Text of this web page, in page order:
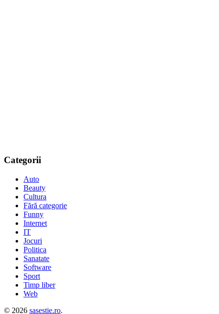
Categorii
Auto
Beauty
Cultura
Fără categorie
Funny
Internet
IT
Jocuri
Politica
Sanatate
Software
Sport
Timp liber
Web
© 2026 sasestie.ro.